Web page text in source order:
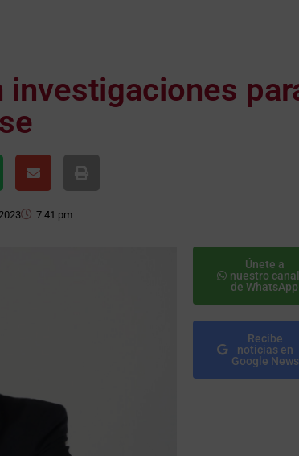
investigaciones
7:41 pm
Únete a
nuestro canal
de WhatsApp
Recibe
noticias en
Google News